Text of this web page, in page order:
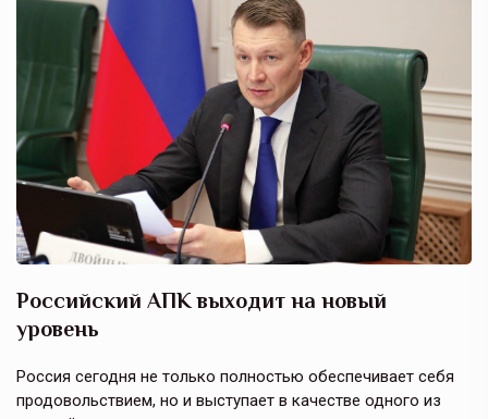
Российский АПК выходит на новый
уровень
Россия сегодня не только полностью обеспечивает себя
продовольствием, но и выступает в качестве одного из